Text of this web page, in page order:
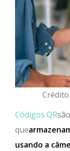
Códigos QR
que
usando a